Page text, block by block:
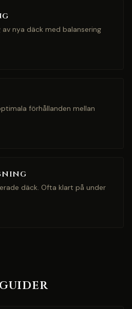
nya däck med balansering
förhållanden mellan
däck. Ofta klart på under